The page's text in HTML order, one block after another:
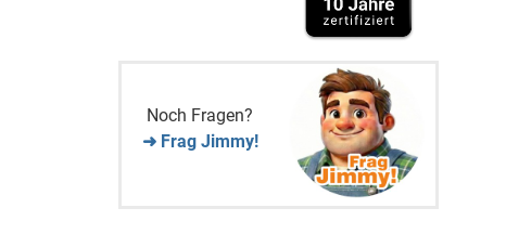
Noch Fragen?
➜ Frag Jimmy!